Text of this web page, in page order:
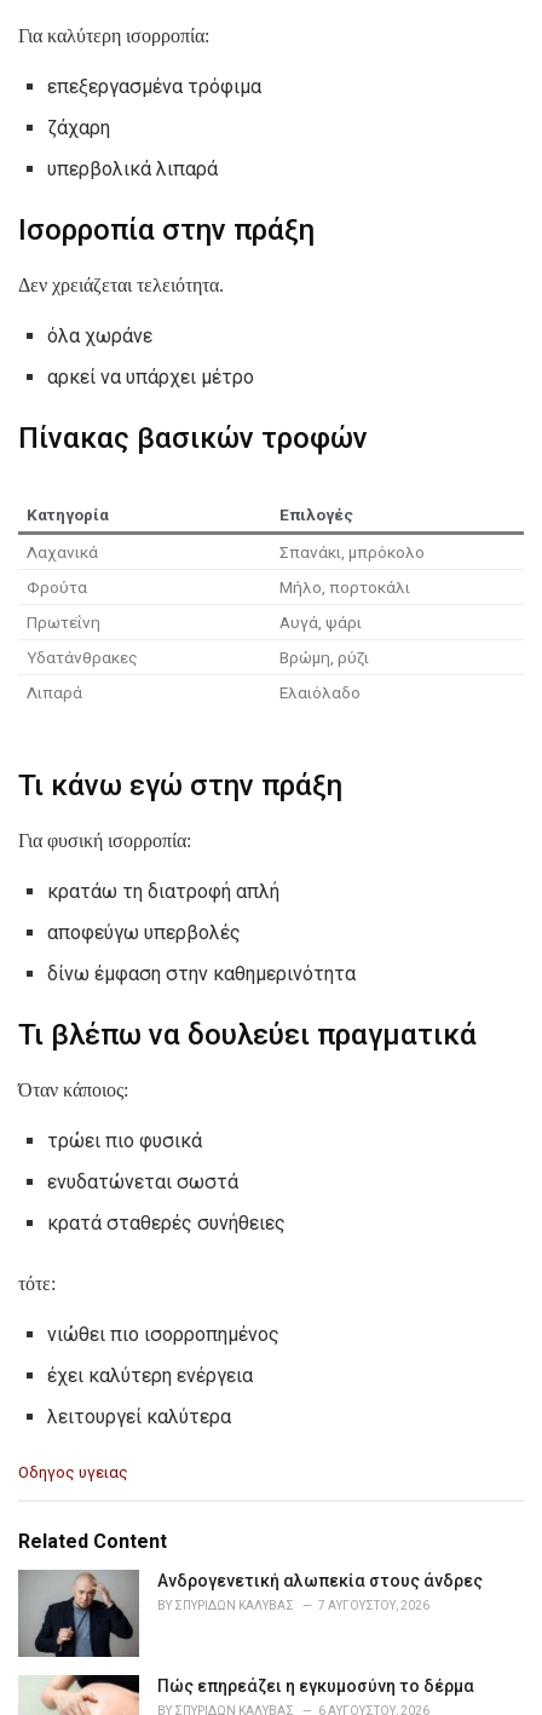
Για καλύτερη ισορροπία:
επεξεργασμένα τρόφιμα
ζάχαρη
υπερβολικά λιπαρά
Ισορροπία στην πράξη
Δεν χρειάζεται τελειότητα.
όλα χωράνε
αρκεί να υπάρχει μέτρο
Πίνακας βασικών τροφών
Κατηγορία
Επιλογές
Λαχανικά
Σπανάκι, μπρόκολο
Φρούτα
Μήλο, πορτοκάλι
Πρωτεΐνη
Αυγά, ψάρι
Υδατάνθρακες
Βρώμη, ρύζι
Λιπαρά
Ελαιόλαδο
Τι κάνω εγώ στην πράξη
Για φυσική ισορροπία:
κρατάω τη διατροφή απλή
αποφεύγω υπερβολές
δίνω έμφαση στην καθημερινότητα
Τι βλέπω να δουλεύει πραγματικά
Όταν κάποιος:
τρώει πιο φυσικά
ενυδατώνεται σωστά
κρατά σταθερές συνήθειες
τότε:
νιώθει πιο ισορροπημένος
έχει καλύτερη ενέργεια
λειτουργεί καλύτερα
C
e
Οδηγος υγειας
Related Content
Ανδρογενετική αλωπεκία στους άνδρες
BY ΣΠΥΡΊΔΩΝ ΚΑΛΎΒΑΣ 7 ΑΥΓΟΎΣΤΟΥ, 2026
Πώς επηρεάζει η εγκυμοσύνη το δέρμα
BY ΣΠΥΡΊΔΩΝ ΚΑΛΎΒΑΣ 6 ΑΥΓΟΎΣΤΟΥ, 2026